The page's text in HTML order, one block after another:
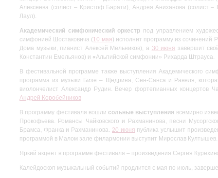
Алексеева (солист – Кристоф Барати), Андрея Аниханова (солист
Лаул).
Академический симфонический оркестр под управлением
симфонией Шостаковича (10 мая) исполнит программу из сочинений
Дома музыки, пианист Алексей Мельников), а 30 июня завершит
Константин Емельянов) и «Альпийской симфонии» Рихарда Штрауса.
В фестивальной программе также выступления Академического
программа из музыки Бизе – Щедрина, Сен-Санса и Равеля,
виолончелист Александр Рудин. Вечер фортепианных концертов
Андрей Коробейников
В программу фестиваля вошли сольные выступления всемирно
Прокофьева. Романсы Чайковского и Рахманинова, песни
Брамса, Франка и Рахманинова. 20 июня публика услышит
программой в Малом зале филармонии выступит Мирослав Култышев.
Яркий акцент в программе фестиваля – произведения Сергея
Калейдоскоп музыкальный событий продлится с мая по июль,